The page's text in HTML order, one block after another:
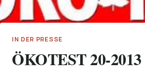
IN DER PRESSE
ÖKOTEST 20-2013